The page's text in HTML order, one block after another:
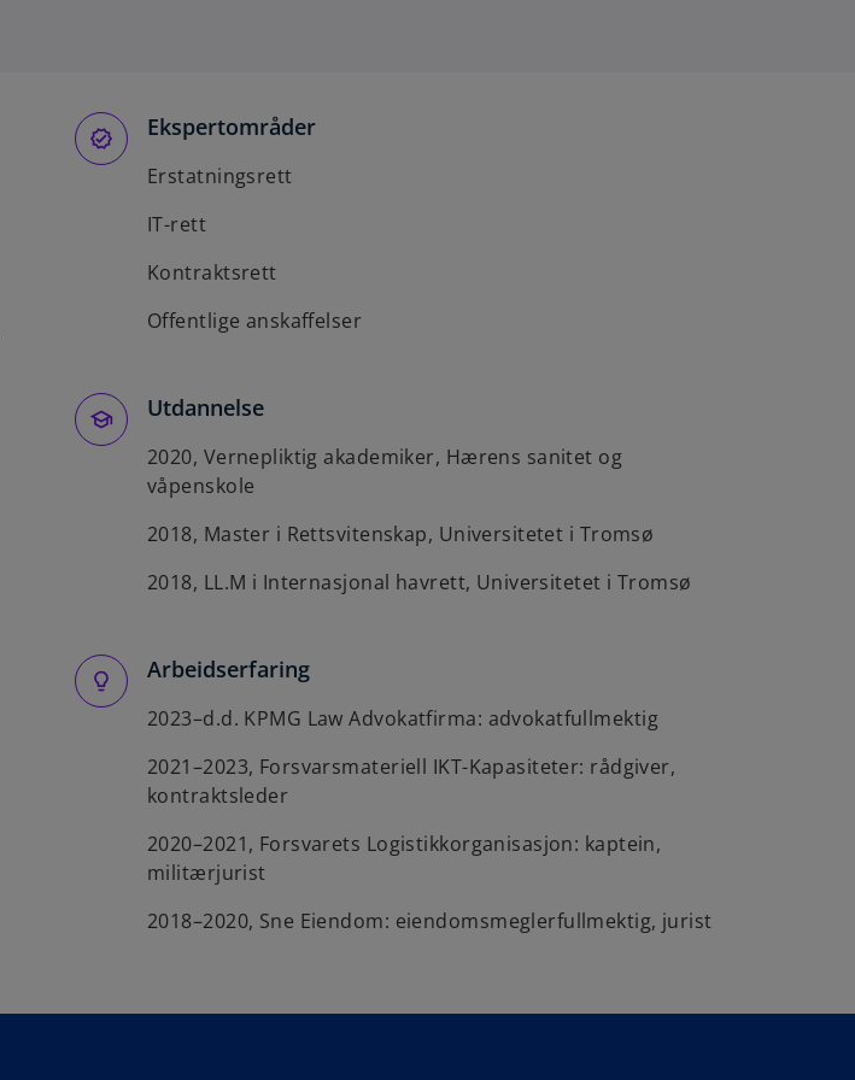
Ekspertområder
Erstatningsrett
IT-rett
Kontraktsrett
Offentlige anskaffelser
Utdannelse
2020, Vernepliktig akademiker, Hærens sanitet og
våpenskole
2018, Master i Rettsvitenskap, Universitetet i Tromsø
2018, LL.M i Internasjonal havrett, Universitetet i Tromsø
Arbeidserfaring
2023–d.d. KPMG Law Advokatfirma: advokatfullmektig
2021–2023, Forsvarsmateriell IKT-Kapasiteter: rådgiver,
kontraktsleder
2020–2021, Forsvarets Logistikkorganisasjon: kaptein,
militærjurist
2018–2020, Sne Eiendom: eiendomsmeglerfullmektig, jurist